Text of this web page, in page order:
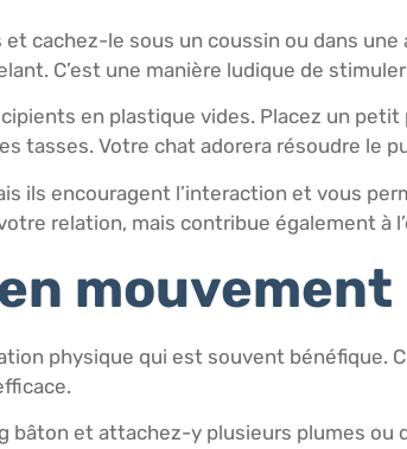
cachez-le sous un coussin ou dans
C’est une manière ludique de
en plastique vides. Placez un
tasses. Votre chat adorera résoudre le
ils encouragent l’interaction et vous
relation, mais contribue également à
mouvement
physique qui est souvent bénéfique.
bâton et attachez-y plusieurs plumes ou